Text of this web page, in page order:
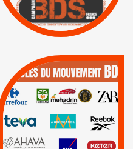
Lettres d'interpellation
QUE BOYCOTTER ?
BOYCOTT /
AXA BNP | CAF |
Carrefour | HP |